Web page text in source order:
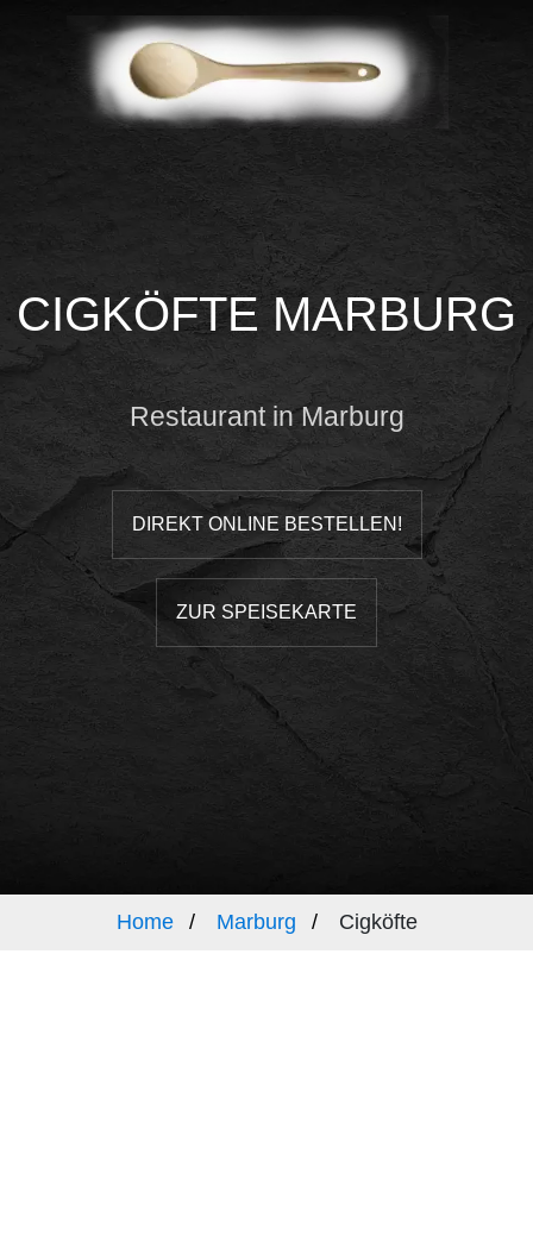
CIGKÖFTE MARBURG
Restaurant in Marburg
DIREKT ONLINE BESTELLEN!
ZUR SPEISEKARTE
Home Marburg Cigköfte